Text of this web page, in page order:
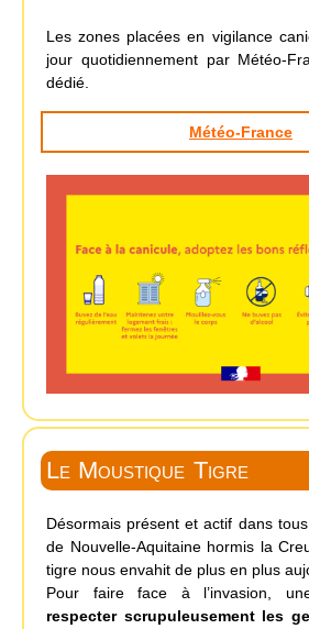
Les zones placées en vigilance
jour quotidiennement par Météo-
dédié.
Météo-France
Le Moustique Tigre
Désormais présent et actif dans
de Nouvelle-Aquitaine hormis la
tigre nous envahit de plus en plus
Pour faire face à l’invasion,
respecter scrupuleusement les